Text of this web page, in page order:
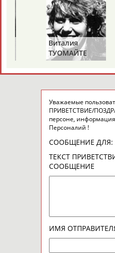
Виталия
ТУОМАЙТЕ
Уважаемые
ПРИВЕТСТВИЕ/
персоне,
Персоналий !
СООБЩЕНИЕ ДЛЯ:
ТЕКСТ
СООБЩЕНИЕ
ИМЯ